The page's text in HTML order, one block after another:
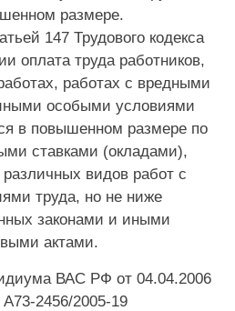
размере.
147 Трудового кодекса
оплата труда работников,
работах с вредными
особыми условиями
в повышенном размере по
ставками (окладами),
видов работ с
труда, но не ниже
законами и иными
актами.
ВАС РФ от 04.04.2006
2456/2005-19